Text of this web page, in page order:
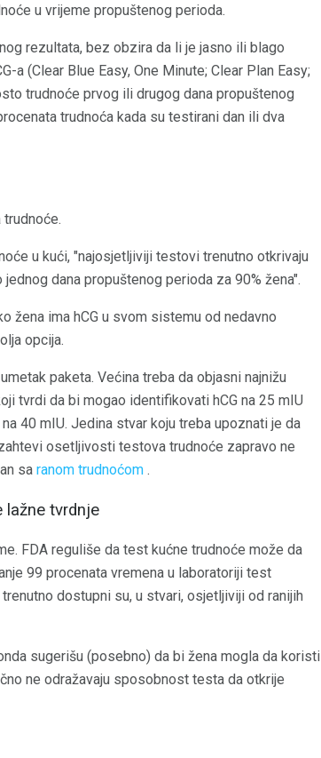
u vrijeme propuštenog perioda.
rezultata, bez obzira da li je jasno ili blago
a (Clear Blue Easy, One Minute; Clear Plan Easy;
trudnoće prvog ili drugog dana propuštenog
trudnoća kada su testirani dan ili dva
u kući, "najosjetljiviji testovi trenutno otkrivaju
dana propuštenog perioda za 90% žena".
žena ima hCG u svom sistemu od nedavno
opcija.
paketa. Većina treba da objasni najnižu
tvrdi da bi mogao identifikovati hCG na 25 mIU
40 mIU. Jedina stvar koju treba upoznati je da
osetljivosti testova trudnoće zapravo ne
sa ranom trudnoćom .
lažne tvrdnje
FDA reguliše da test kućne trudnoće može da
99 procenata vremena u laboratoriji test
dostupni su, u stvari, osjetljiviji od ranijih
sugerišu (posebno) da bi žena mogla da koristi
ne odražavaju sposobnost testa da otkrije